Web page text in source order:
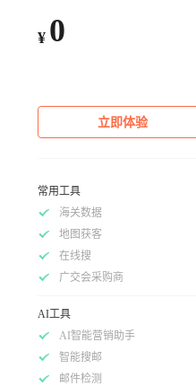
¥ 0
立即体验
常用工具
海关数据
地图获客
在线搜
广交会采购商
AI工具
AI智能营销助手
智能搜邮
邮件检测